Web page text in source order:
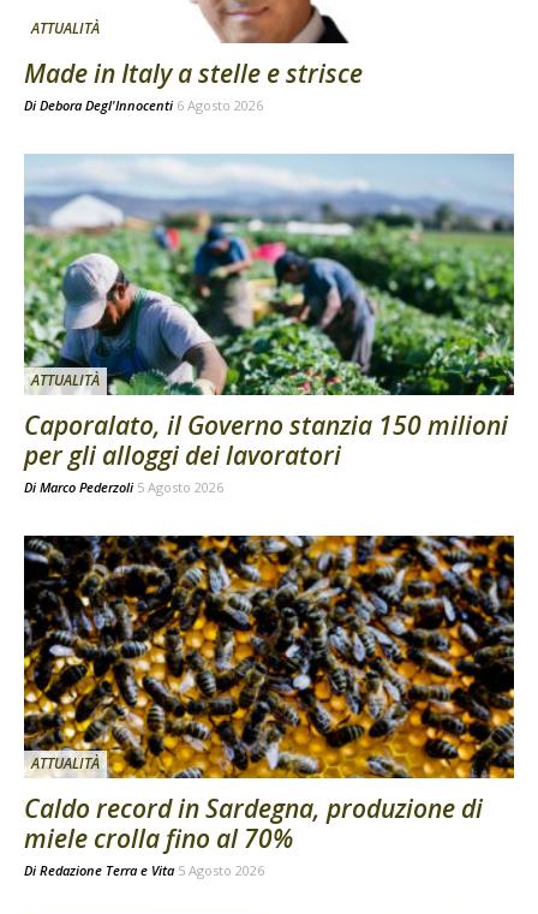
ATTUALITÀ
Made in Italy a stelle e strisce
Di Debora Degl'Innocenti 6 Agosto 2026
ATTUALITÀ
Caporalato, il Governo stanzia 150 milioni
per gli alloggi dei lavoratori
Di Marco Pederzoli 5 Agosto 2026
ATTUALITÀ
Caldo record in Sardegna, produzione di
miele crolla fino al 70%
Di Redazione Terra e Vita 5 Agosto 2026